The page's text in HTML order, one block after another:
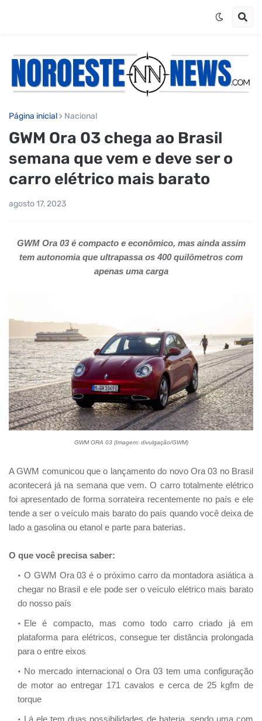
Página inicial Nacional
GWM Ora 03 chega ao Brasil
semana que vem e deve ser o
carro elétrico mais barato
agosto 17, 2023
GWM Ora 03 é compacto e econômico, mas ainda assim
tem autonomia que ultrapassa os 400 quilômetros com
apenas uma carga
GWM ORA 03 (Imagem: divulgação/GWM)
A GWM comunicou que o lançamento do novo Ora 03 no Brasil
acontecerá já na semana que vem. O carro totalmente elétrico
foi apresentado de forma sorrateira recentemente no país e ele
tende a ser o veículo mais barato do país quando você deixa de
lado a gasolina ou etanol e parte para baterias.
O que você precisa saber:
O GWM Ora 03 é o próximo carro da montadora asiática a
chegar no Brasil e ele pode ser o veículo elétrico mais barato
do nosso país
Ele é compacto, mas como todo carro criado já em
plataforma para elétricos, consegue ter distância prolongada
para o entre eixos
No mercado internacional o Ora 03 tem uma configuração
de motor ao entregar 171 cavalos e cerca de 25 kgfm de
torque
Lá ele tem duas possibilidades de bateria, sendo uma com